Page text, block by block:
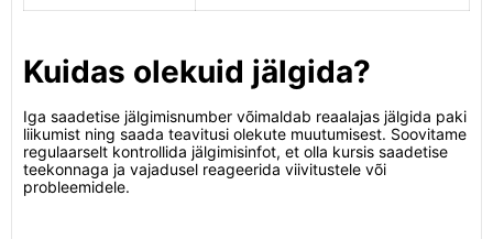
Kuidas olekuid jälgida?
Iga saadetise jälgimisnumber võimaldab reaalajas jälgida paki
liikumist ning saada teavitusi olekute muutumisest. Soovitame
regulaarselt kontrollida jälgimisinfot, et olla kursis saadetise
teekonnaga ja vajadusel reageerida viivitustele või
probleemidele.